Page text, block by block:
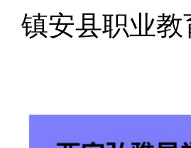
镇安县职业教